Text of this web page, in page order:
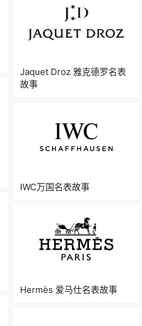
Jaquet Droz 雅克德罗名表
故事
IWC万国名表故事
Hermès 爱马仕名表故事